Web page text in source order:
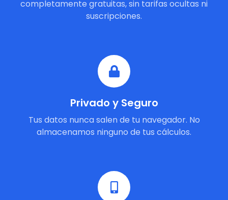
completamente gratuitas, sin tarifas ocultas ni
suscripciones.
Privado y Seguro
Tus datos nunca salen de tu navegador. No
almacenamos ninguno de tus cálculos.